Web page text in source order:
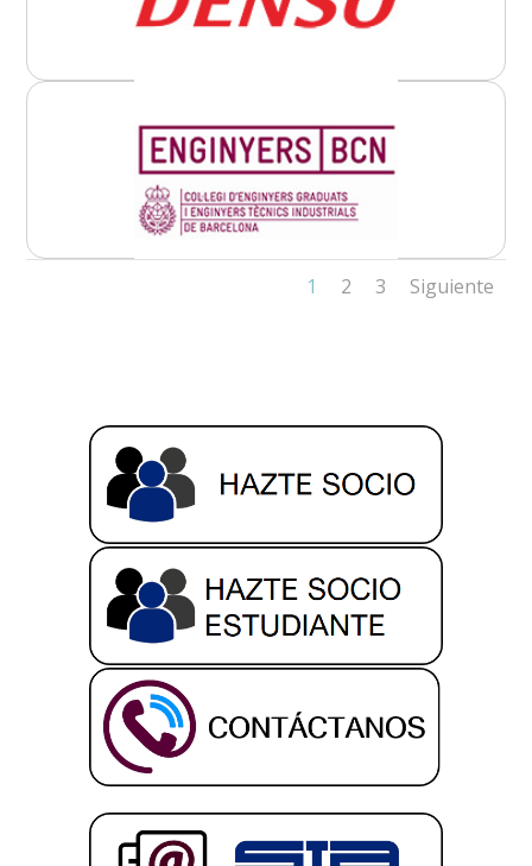
1 2 3 Siguiente